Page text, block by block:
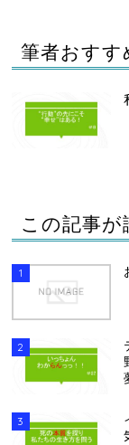
筆者おすす
この記事が
1
2
3